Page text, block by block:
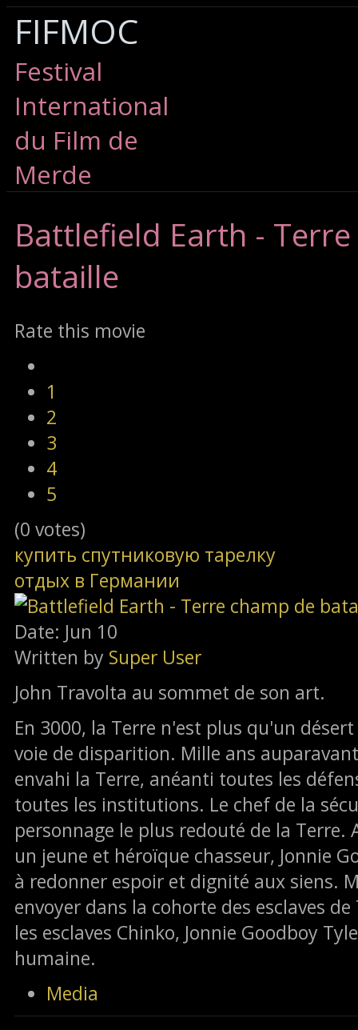
FIFMOC
Festival
International
du Film de
Merde
Battlefield Earth -
bataille
Rate this movie
1
2
3
4
5
(0 votes)
купить спутниковую тарелку
отдых в Германии
Date: Jun 10
Written by Super User
John Travolta au sommet de son art.
En 3000, la Terre n'est plus qu'un
voie de disparition. Mille ans
envahi la Terre, anéanti toutes les
toutes les institutions. Le chef de la
personnage le plus redouté de la Terre.
un jeune et héroïque chasseur, Jonnie
à redonner espoir et dignité aux siens.
envoyer dans la cohorte des esclaves
les esclaves Chinko, Jonnie Goodboy
humaine.
Media